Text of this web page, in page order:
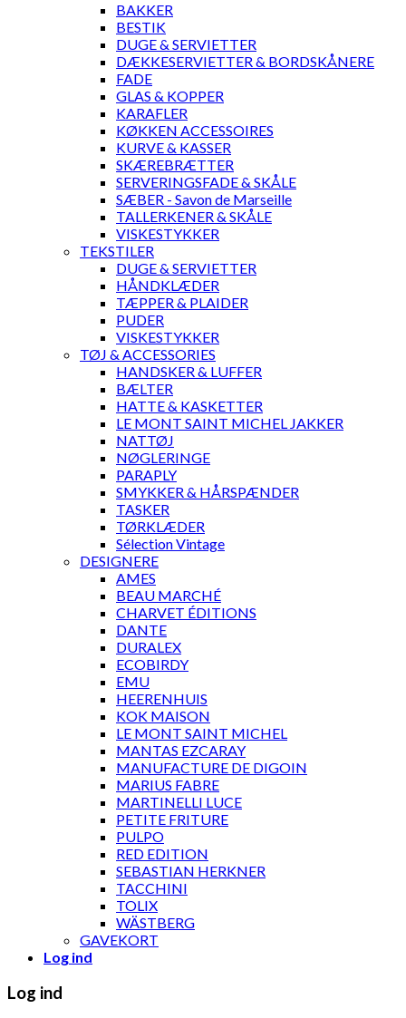
BAKKER
BESTIK
DUGE & SERVIETTER
DÆKKESERVIETTER & BORDSKÅNERE
FADE
GLAS & KOPPER
KARAFLER
KØKKEN ACCESSOIRES
KURVE & KASSER
SKÆREBRÆTTER
SERVERINGSFADE & SKÅLE
SÆBER - Savon de Marseille
TALLERKENER & SKÅLE
VISKESTYKKER
TEKSTILER
DUGE & SERVIETTER
HÅNDKLÆDER
TÆPPER & PLAIDER
PUDER
VISKESTYKKER
TØJ & ACCESSORIES
HANDSKER & LUFFER
BÆLTER
HATTE & KASKETTER
LE MONT SAINT MICHEL JAKKER
NATTØJ
NØGLERINGE
PARAPLY
SMYKKER & HÅRSPÆNDER
TASKER
TØRKLÆDER
Sélection Vintage
DESIGNERE
AMES
BEAU MARCHÉ
CHARVET ÉDITIONS
DANTE
DURALEX
ECOBIRDY
EMU
HEERENHUIS
KOK MAISON
LE MONT SAINT MICHEL
MANTAS EZCARAY
MANUFACTURE DE DIGOIN
MARIUS FABRE
MARTINELLI LUCE
PETITE FRITURE
PULPO
RED EDITION
SEBASTIAN HERKNER
TACCHINI
TOLIX
WÄSTBERG
GAVEKORT
Log ind
Log ind